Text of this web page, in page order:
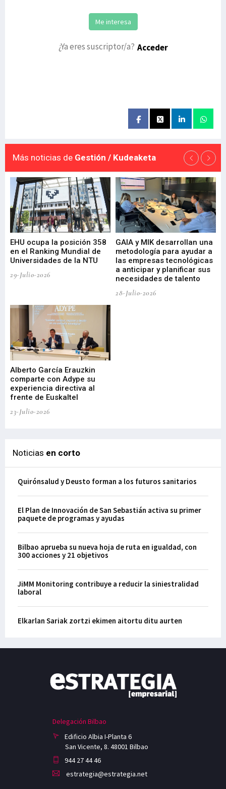
Me interesa
¿Ya eres suscriptor/a? Acceder
Más noticias de Gestión / Kudeaketa
EHU ocupa la posición 358
en el Ranking Mundial de
Universidades de la NTU
29-Julio-2026
GAIA y MIK desarrollan una
metodología para ayudar a
las empresas tecnológicas
a anticipar y planificar sus
necesidades de talento
28-Julio-2026
Alberto García Erauzkin
comparte con Adype su
experiencia directiva al
frente de Euskaltel
23-Julio-2026
Noticias en corto
Quirónsalud y Deusto forman a los futuros sanitarios
El Plan de Innovación de San Sebastián activa su primer
paquete de programas y ayudas
Bilbao aprueba su nueva hoja de ruta en igualdad, con
300 acciones y 21 objetivos
JiMM Monitoring contribuye a reducir la siniestralidad
laboral
Elkarlan Sariak zortzi ekimen aitortu ditu aurten
Delegación Bilbao
Edificio Albia I-Planta 6
San Vicente, 8. 48001 Bilbao
944 27 44 46
estrategia@estrategia.net